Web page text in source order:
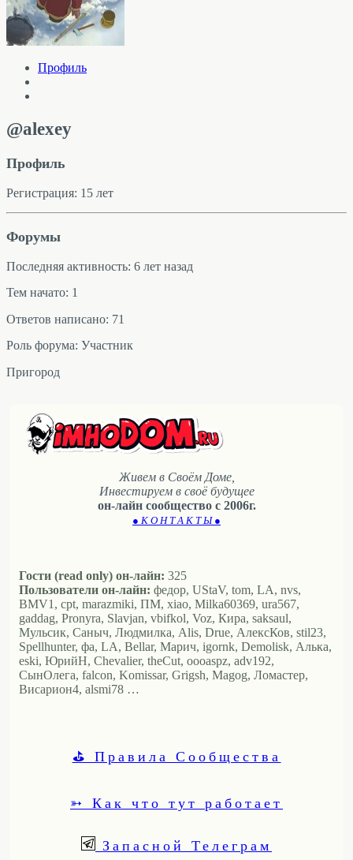
Профиль
@alexey
Профиль
Регистрация: 15 лет
Форумы
Последняя активность: 6 лет назад
Тем начато: 1
Ответов написано: 71
Роль форума: Участник
Пригород
Живем в Своём Доме,
Инвестируем в своё будущее
он-лайн сообщество с 2006г.
● К О Н Т А К Т Ы ●
Гости (read only) он-лайн: 325
Пользователи он-лайн: федор, UStaV, tom, LA, nvs,
BMV1, cpt, marazmiki, ПМ, xiao, Milka60369, ura567,
gaddag, Pronyra, Slavjan, vbifkol, Voz, Кира, saksaul,
Мульсик, Саныч, Людмилка, Alis, Drue, АлексКов, stil23,
Spellhunter, фа, LA, Bellar, Марич, igornk, Demolisk, Алька,
eski, ЮрийН, Chevalier, theCut, oooaspz, adv192,
СынОлега, falcon, Komissar, Grigsh, Magog, Ломастер,
Висариoн4, alsmi78 …
⛳ Правила Сообщества
➳ Как что тут работает
Запасной Телеграм